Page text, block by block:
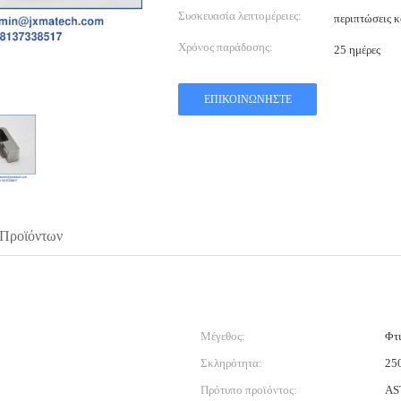
Συσκευασία λεπτομέρειες: περιπτώσεις
Χρόνος παράδοσης: 25 ημέρες
ΕΠΙΚΟΙΝΩΝΉΣΤΕ
Μέγεθος:
Σκληρότητα:
Πρότυπο προϊόντος: